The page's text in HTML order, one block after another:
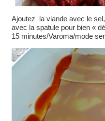
Ajoutez la viande avec le
avec la spatule pour bien «
15 minutes/Varoma/mode